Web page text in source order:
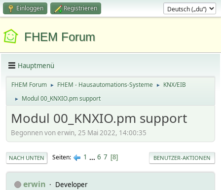
Einloggen Registrieren
FHEM Forum
Hauptmenü
FHEM Forum ► FHEM - Hausautomations-Systeme ► KNX/EIB
► Modul 00_KNXIO.pm support
Modul 00_KNXIO.pm support
Begonnen von erwin, 25 Mai 2022, 14:00:35
NACH UNTEN Seiten 1 ... 6 7 8 BENUTZER-AKTIONEN
erwin
Developer